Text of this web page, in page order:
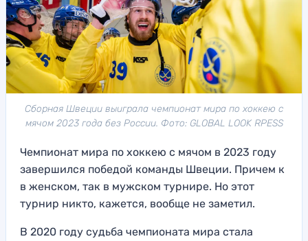
Сборная Швеции выиграла чемпионат мира по хоккею с
мячом 2023 года без России. Фото: GLOBAL LOOK RPESS
Чемпионат мира по хоккею с мячом в 2023 году
завершился победой команды Швеции. Причем к
в женском, так в мужском турнире. Но этот
турнир никто, кажется, вообще не заметил.
В 2020 году судьба чемпионата мира стала